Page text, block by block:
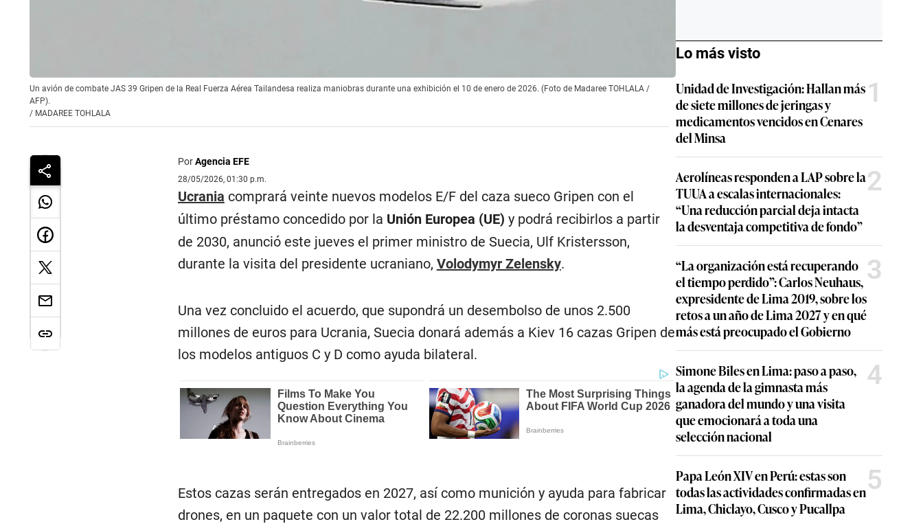
Un avión de combate JAS 39 Gripen de la Real Fuerza Aérea Tailandesa realiza maniobras durante una exhibición el 10 de enero de 2026. (Foto de Madaree TOHLALA /
AFP).
/ MADAREE TOHLALA
PorAgencia EFE
28/05/2026, 01:30 p.m.
Ucrania comprará veinte nuevos modelos E/F del caza sueco Gripen con el
último préstamo concedido por la Unión Europea (UE) y podrá recibirlos a partir
de 2030, anunció este jueves el primer ministro de Suecia, Ulf Kristersson,
durante la visita del presidente ucraniano, Volodymyr Zelensky.
Una vez concluido el acuerdo, que supondrá un desembolso de unos 2.500
millones de euros para Ucrania, Suecia donará además a Kiev 16 cazas Gripen de
los modelos antiguos C y D como ayuda bilateral.
Estos cazas serán entregados en 2027, así como munición y ayuda para fabricar
drones, en un paquete con un valor total de 22.200 millones de coronas suecas
Lo más visto
Unidad de Investigación: Hallan más
de siete millones de jeringas y
medicamentos vencidos en Cenares
del Minsa
1
Aerolíneas responden a LAP sobre la
TUUA a escalas internacionales:
“Una reducción parcial deja intacta
la desventaja competitiva de fondo”
2
“La organización está recuperando
el tiempo perdido”: Carlos Neuhaus,
expresidente de Lima 2019, sobre los
retos a un año de Lima 2027 y en qué
más está preocupado el Gobierno
3
Simone Biles en Lima: paso a paso,
la agenda de la gimnasta más
ganadora del mundo y una visita
que emocionará a toda una
selección nacional
4
Papa León XIV en Perú: estas son
todas las actividades confirmadas en
Lima, Chiclayo, Cusco y Pucallpa
5